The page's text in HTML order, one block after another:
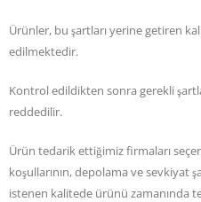
Ürünler, bu şartları yerine getiren
edilmektedir.
Kontrol edildikten sonra gerekli
reddedilir.
Ürün tedarik ettiğimiz firmaları
koşullarının, depolama ve sevkiyat
istenen kalitede ürünü zamanında